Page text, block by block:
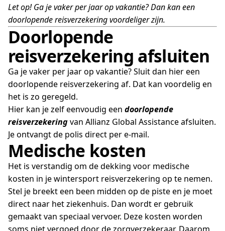
Let op! Ga je vaker per jaar op vakantie? Dan kan een
doorlopende reisverzekering voordeliger zijn.
Doorlopende
reisverzekering afsluiten
Ga je vaker per jaar op vakantie? Sluit dan hier een
doorlopende reisverzekering af. Dat kan voordelig en
het is zo geregeld.
Hier kan je zelf eenvoudig een doorlopende
reisverzekeringvan Allianz Global Assistance afsluiten.
Je ontvangt de polis direct per e-mail.
Medische kosten
Het is verstandig om de dekking voor medische
kosten in je wintersport reisverzekering op te nemen.
Stel je breekt een been midden op de piste en je moet
direct naar het ziekenhuis. Dan wordt er gebruik
gemaakt van speciaal vervoer. Deze kosten worden